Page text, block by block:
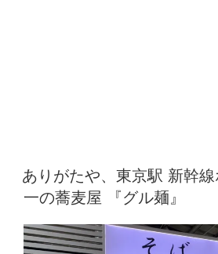
ありがたや、東京駅 新幹
一の蕎麦屋 『グル麺』